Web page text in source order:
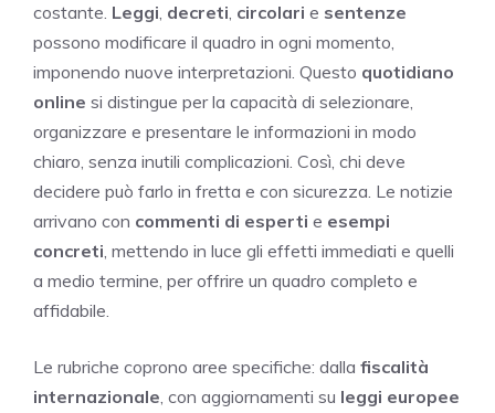
costante. Leggi decreti circolari e sentenze
possono modificare il quadro in ogni momento,
imponendo nuove interpretazioni. Questo quotidiano
online si distingue per la capacità di selezionare,
organizzare e presentare le informazioni in modo
chiaro, senza inutili complicazioni. Così, chi deve
decidere può farlo in fretta e con sicurezza. Le notizie
arrivano con commenti di esperti e esempi
concreti , mettendo in luce gli effetti immediati e quelli
a medio termine, per offrire un quadro completo e
affidabile.
Le rubriche coprono aree specifiche: dalla fiscalità
internazionale , con aggiornamenti su leggi europee